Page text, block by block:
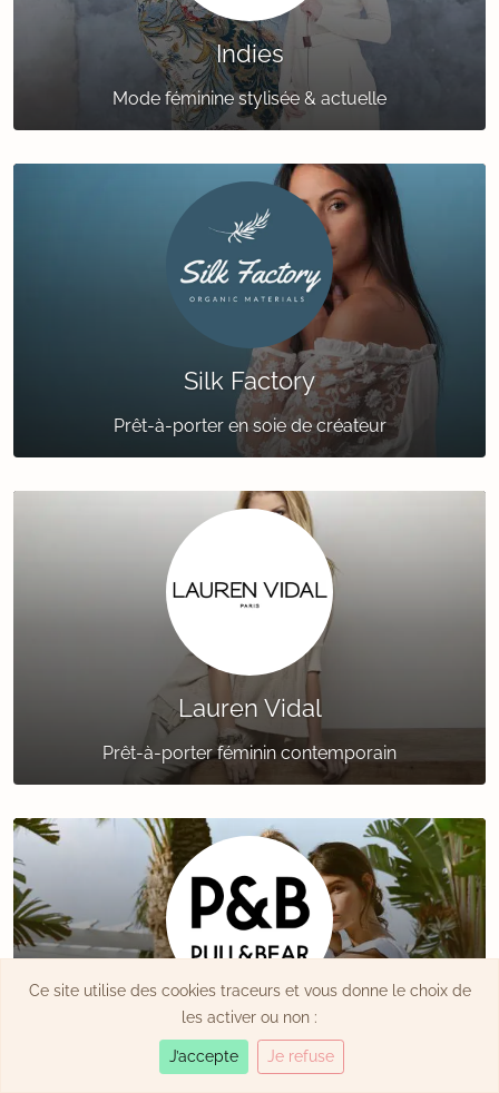
Indies
Mode féminine stylisée & actuelle
Silk Factory
Prêt-à-porter en soie de créateur
Lauren Vidal
Prêt-à-porter féminin contemporain
Pull & Bear
Prêt-à-porter urbain & moderne
Ce site utilise des cookies traceurs et vous donne le choix de
les activer ou non :
J’accepte Je refuse